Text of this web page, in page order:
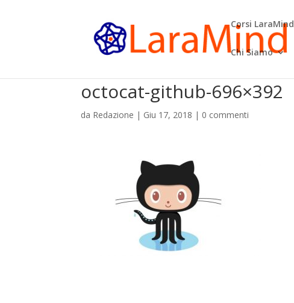
Corsi LaraMind
Chi Siamo
octocat-github-696×392
da Redazione | Giu 17, 2018 | 0 commenti